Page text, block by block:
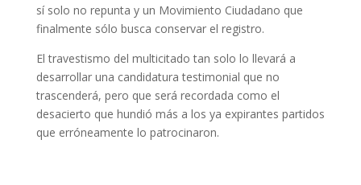
sí solo no repunta y un Movimiento Ciudadano que
finalmente sólo busca conservar el registro.
El travestismo del multicitado tan solo lo llevará a
desarrollar una candidatura testimonial que no
trascenderá, pero que será recordada como el
desacierto que hundió más a los ya expirantes partidos
que erróneamente lo patrocinaron.